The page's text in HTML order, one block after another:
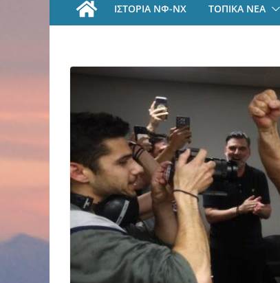
ΙΣΤΟΡΙΑ ΝΦ-ΝΧ ΤΟΠΙΚΑ ΝΕΑ